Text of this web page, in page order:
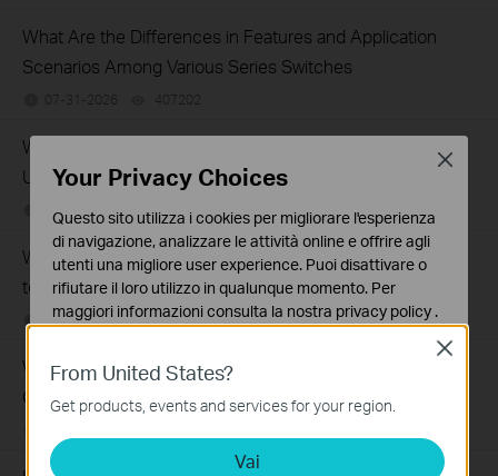
What Are the Differences in Features and Application
Scenarios Among Various Series Switches
07-31-2026 407202
Why Are the Ethernet LED Indicators Off on My TP-Link
Unmanaged Switch?
07-17-2026 415708 views
What Can I Do If My PC Is Not Working When Connected
to a TP-Link Unmanaged Switch?
07-16-2026 317015views
What Can I Do If My PC Has Slow Network Speed When
Connected to an Unmanaged Switch?
From United States?
Get products, events and services for your region.
Vai
Close
Your Privacy Choices
Questo sito utilizza i cookies per migliorare l'esperienza
di navigazione, analizzare le attività online e offrire agli
utenti una migliore user experience. Puoi disattivare o
rifiutare il loro utilizzo in qualunque momento. Per
maggiori informazioni consulta la nostra privacy policy .
Questi cookies sono necessari per il corretto
funzionamento del sito e non possono essere disattivati
nel tuo sistema.
Analytics e Marketing Cookies
Close